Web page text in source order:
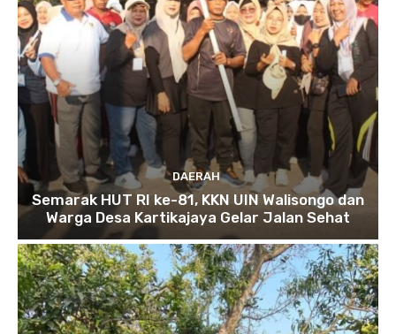
DAERAH
Semarak HUT RI ke-81, KKN UIN Walisongo dan
Warga Desa Kartikajaya Gelar Jalan Sehat